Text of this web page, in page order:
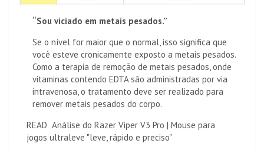
“Sou viciado em metais pesados.”
Se o nível for maior que o normal, isso significa que
você esteve cronicamente exposto a metais pesados.
Como a terapia de remoção de metais pesados, onde
vitaminas contendo EDTA são administradas por via
intravenosa, o tratamento deve ser realizado para
remover metais pesados ​​do corpo.
READ Análise do Razer Viper V3 Pro | Mouse para
jogos ultraleve "leve, rápido e preciso"